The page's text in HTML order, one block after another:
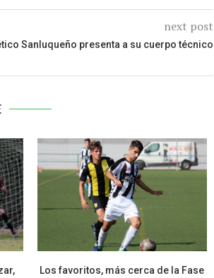
next post
Sanluqueño presenta a su cuerpo técnico
Los favoritos, más cerca de la Fase